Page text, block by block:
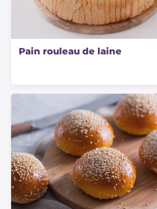
Pain rouleau de laine